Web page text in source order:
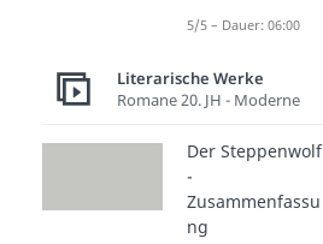
5/5 – Dauer: 06:00
Literarische Werke
Romane 20. JH - Moderne
Der Steppenwolf
-
Zusammenfassu
ng